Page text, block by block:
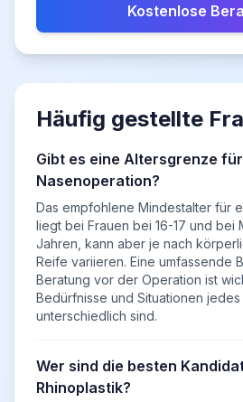
Kostenlose
Häufig gestellte
Gibt es eine Altersgrenze
Nasenoperation?
Das empfohlene Mindestalter für
liegt bei Frauen bei 16-17 und bei
Jahren, kann aber je nach
Reife variieren. Eine umfassende
Beratung vor der Operation ist
Bedürfnisse und Situationen jedes
unterschiedlich sind.
Wer sind die besten
Rhinoplastik?